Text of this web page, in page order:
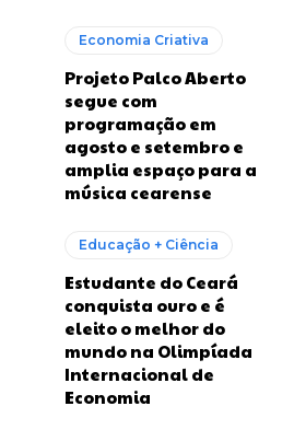
Economia Criativa
Projeto Palco Aberto
segue com
programação em
agosto e setembro e
amplia espaço para a
música cearense
Educação + Ciência
Estudante do Ceará
conquista ouro e é
eleito o melhor do
mundo na Olimpíada
Internacional de
Economia